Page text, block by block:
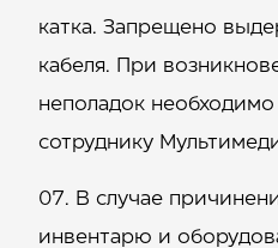
катка. Запрещено
кабеля. При
неполадок
сотруднику
B случае
инвентарю и